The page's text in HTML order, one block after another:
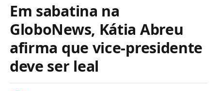
Em sabatina na
GloboNews, Kátia Abreu
afirma que vice-presidente
deve ser leal